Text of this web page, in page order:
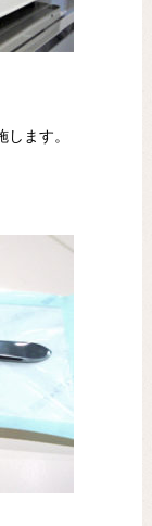
ます。